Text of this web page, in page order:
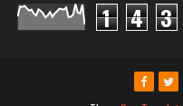
1 4 3